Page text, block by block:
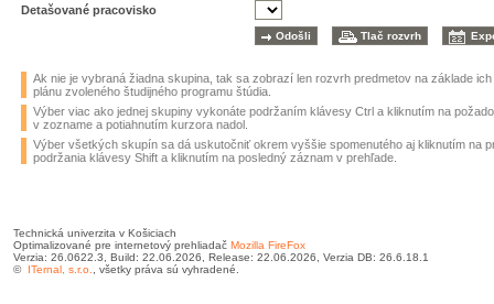
Detašované pracovisko
Ak nie je vybraná žiadna skupina, tak sa zobrazí len rozvrh predmetov na základe
plánu zvoleného študijného programu štúdia.
Výber viac ako jednej skupiny vykonáte podržaním klávesy Ctrl a kliknutím na
v zozname a potiahnutím kurzora nadol.
Výber všetkých skupín sa dá uskutočniť okrem vyššie spomenutého aj kliknutím na
podržania klávesy Shift a kliknutím na posledný záznam v prehľade.
Technická univerzita v Košiciach
Optimalizované pre internetový prehliadač Mozilla FireFox
Verzia: 26.0622.3, Build: 22.06.2026, Release: 22.06.2026, Verzia DB: 26.6.18.1
© ITernal, s.r.o. , všetky práva sú vyhradené.